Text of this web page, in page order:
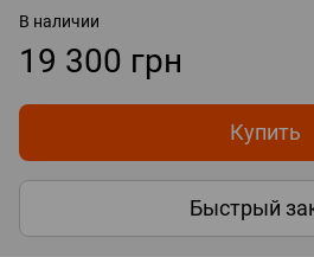
В наличии
19 300 грн
Купить
Быстрый